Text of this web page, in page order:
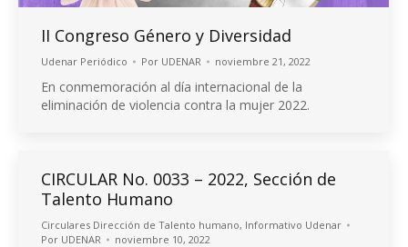
II Congreso Género y Diversidad
Udenar Periódico Por UDENAR noviembre 21, 2022
En conmemoración al día internacional de la
eliminación de violencia contra la mujer 2022.
CIRCULAR No. 0033 – 2022, Sección de
Talento Humano
Circulares Dirección de Talento humano, Informativo Udenar
Por UDENAR noviembre 10, 2022